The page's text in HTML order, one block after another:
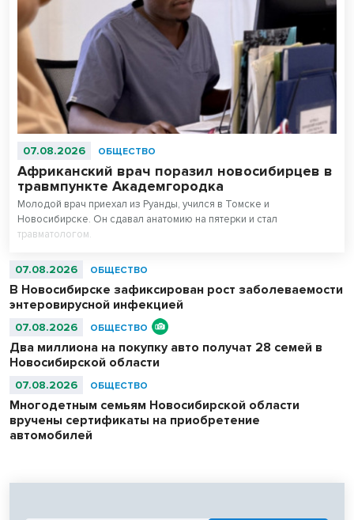
07.08.2026 ОБЩЕСТВО
Африканский врач поразил новосибирцев в
травмпункте Академгородка
Молодой врач приехал из Руанды, учился в Томске и
Новосибирске. Он сдавал анатомию на пятерки и стал
травматологом.
07.08.2026 ОБЩЕСТВО
В Новосибирске зафиксирован рост заболеваемости
энтеровирусной инфекцией
07.08.2026 ОБЩЕСТВО
Два миллиона на покупку авто получат 28 семей в
Новосибирской области
07.08.2026 ОБЩЕСТВО
Многодетным семьям Новосибирской области
вручены сертификаты на приобретение
автомобилей